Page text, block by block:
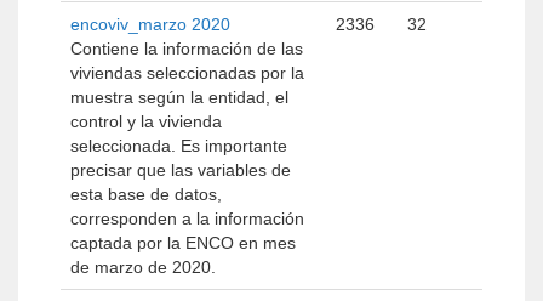
encoviv_marzo 2020
Contiene la información de las
viviendas seleccionadas por la
muestra según la entidad, el
control y la vivienda
seleccionada. Es importante
precisar que las variables de
esta base de datos,
corresponden a la información
captada por la ENCO en mes
de marzo de 2020.
2336 32